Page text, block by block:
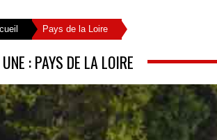
Pays de la Loire
: PAYS DE LA LOIRE